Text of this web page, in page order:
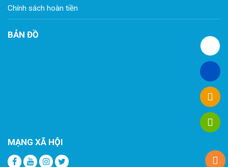
Chính sách hoàn tiền
BẢN ĐỒ
MẠNG XÃ HỘI